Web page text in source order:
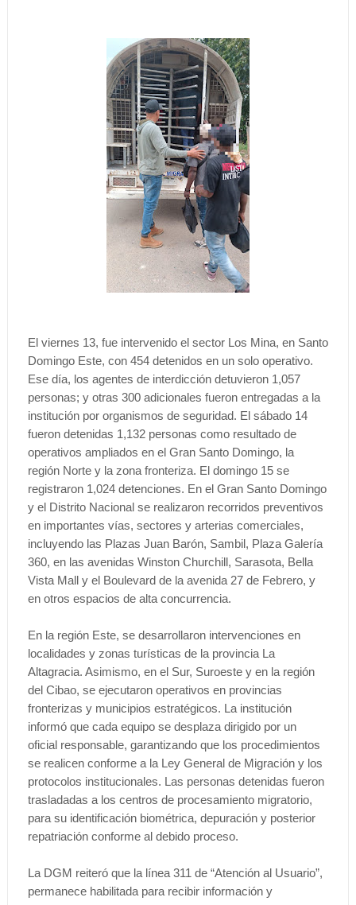
El viernes 13, fue intervenido el sector Los Mina, en Santo
Domingo Este, con 454 detenidos en un solo operativo.
Ese día, los agentes de interdicción detuvieron 1,057
personas; y otras 300 adicionales fueron entregadas a la
institución por organismos de seguridad. El sábado 14
fueron detenidas 1,132 personas como resultado de
operativos ampliados en el Gran Santo Domingo, la
región Norte y la zona fronteriza. El domingo 15 se
registraron 1,024 detenciones. En el Gran Santo Domingo
y el Distrito Nacional se realizaron recorridos preventivos
en importantes vías, sectores y arterias comerciales,
incluyendo las Plazas Juan Barón, Sambil, Plaza Galería
360, en las avenidas Winston Churchill, Sarasota, Bella
Vista Mall y el Boulevard de la avenida 27 de Febrero, y
en otros espacios de alta concurrencia.
En la región Este, se desarrollaron intervenciones en
localidades y zonas turísticas de la provincia La
Altagracia. Asimismo, en el Sur, Suroeste y en la región
del Cibao, se ejecutaron operativos en provincias
fronterizas y municipios estratégicos. La institución
informó que cada equipo se desplaza dirigido por un
oficial responsable, garantizando que los procedimientos
se realicen conforme a la Ley General de Migración y los
protocolos institucionales. Las personas detenidas fueron
trasladadas a los centros de procesamiento migratorio,
para su identificación biométrica, depuración y posterior
repatriación conforme al debido proceso.
La DGM reiteró que la línea 311 de “Atención al Usuario”,
permanece habilitada para recibir información y